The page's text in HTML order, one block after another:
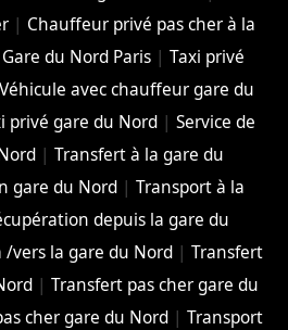
| Chauffeur privé pas cher à la
Gare du Nord Paris| Taxi privé
Véhicule avec chauffeur gare du
privé gare du Nord |Service de
| Transfert à la gare du
gare du Nord| Transport à la
depuis la gare du
/vers la gare du Nord| Transfert
| Transfert pas cher gare du
cher gare du Nord |Transport